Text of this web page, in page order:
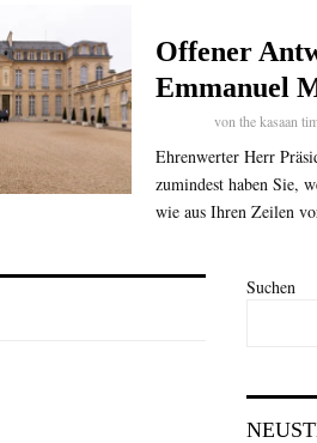
Offener
Emmanuel
von the kasaan
Ehrenwerter Herr
zumindest haben Sie,
wie aus Ihren Zeilen
Suchen